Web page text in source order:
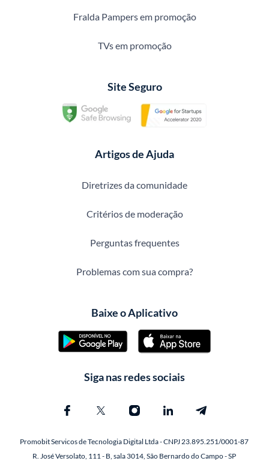
Fralda Pampers em promoção
TVs em promoção
Site Seguro
Artigos de Ajuda
Diretrizes da comunidade
Critérios de moderação
Perguntas frequentes
Problemas com sua compra?
Baixe o Aplicativo
Siga nas redes sociais
Promobit Servicos de Tecnologia Digital Ltda - CNPJ 23.895.251/0001-87
R. José Versolato, 111 - B, sala 3014, São Bernardo do Campo - SP